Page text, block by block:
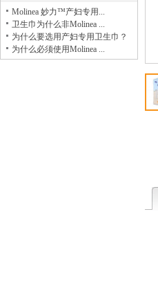
Molinea 妙力™产妇专用...
卫生巾为什么非Molinea ...
为什么要选用产妇专用卫生巾？
为什么必须使用Molinea ...